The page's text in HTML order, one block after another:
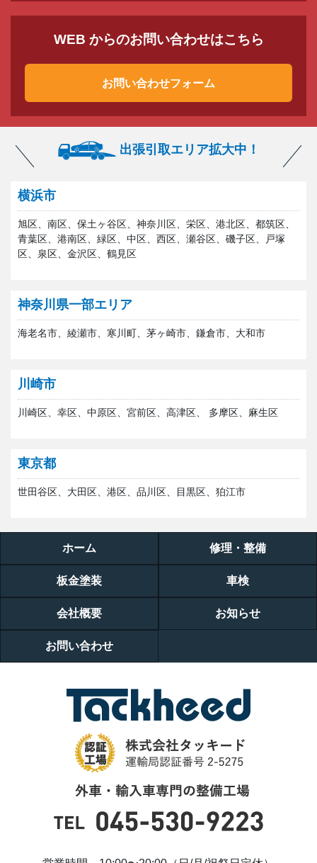
WEB からのお問い合わせはこちら
お問い合わせフォーム
出張引取エリア拡大中！
横浜市
旭区、南区、保土ヶ谷区、神奈川区、栄区、港北区、都筑区、
青葉区、港南区、緑区、中区、西区、瀬谷区、磯子区、戸塚
区、泉区、金沢区、鶴見区
神奈川県一部エリア
海老名市、綾瀬市、寒川町、茅ヶ崎市、鎌倉市、大和市
川崎市
川崎区、幸区、中原区、宮前区、高津区、 多摩区、麻生区
東京都
世田谷区、大田区、港区、品川区、目黒区、狛江市
ホーム 修理・整備
板金塗装 車検
会社概要 お知らせ
お問い合わせ